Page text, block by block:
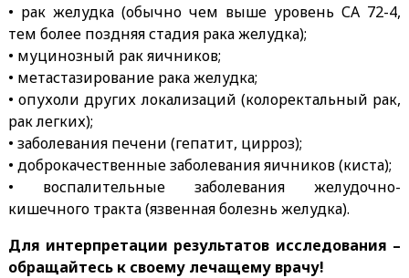
• рак желудка (обычно чем выше уровень СА 72-4,
тем более поздняя стадия рака желудка);
• муцинозный рак яичников;
• метастазирование рака желудка;
• опухоли других локализаций (колоректальный рак,
рак легких);
• заболевания печени (гепатит, цирроз);
• доброкачественные заболевания яичников (киста);
• воспалительные заболевания желудочно-
кишечного тракта (язвенная болезнь желудка).
Для интерпретации результатов исследования –
обращайтесь к своему лечащему врачу!